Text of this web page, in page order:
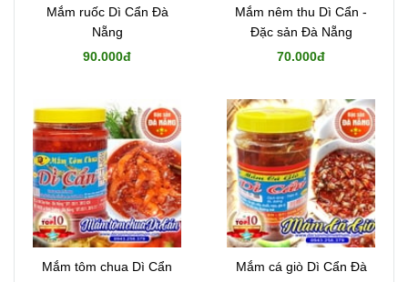
Mắm ruốc Dì Cẩn Đà
Nẵng
90.000đ
Mắm nêm thu Dì Cẩn -
Đặc sản Đà Nẵng
70.000đ
Mắm tôm chua Dì Cẩn
Mắm cá giò Dì Cẩn Đà